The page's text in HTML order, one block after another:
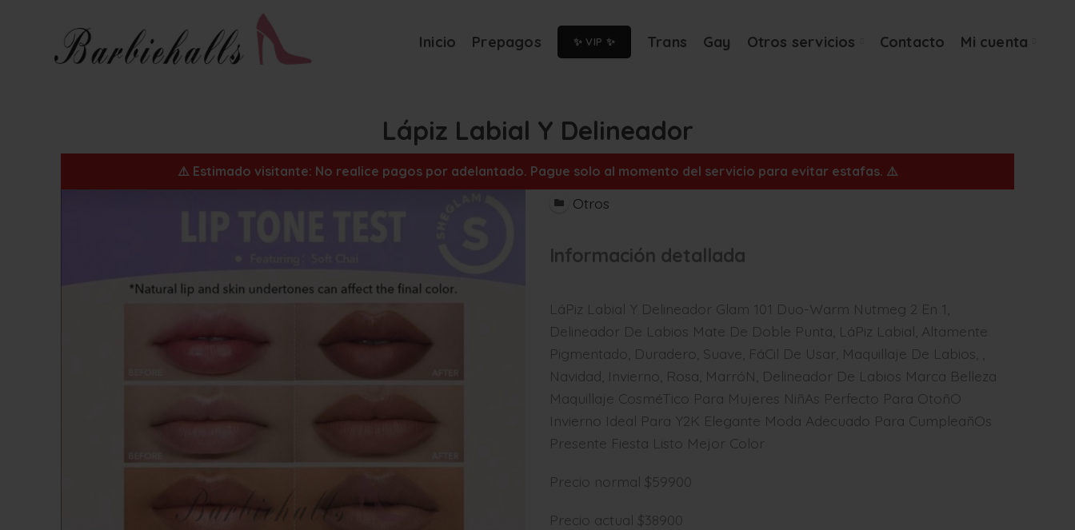
Inicio Prepagos ✨ VIP ✨ Trans Gay Otros servicios Contacto Mi cuenta
Lápiz Labial Y Delineador
⚠️ Estimado visitante: No realice pagos por adelantado. Pague solo al momento del servicio para evitar estafas. ⚠️
Otros
Información detallada
LáPiz Labial Y Delineador Glam 101 Duo-Warm Nutmeg 2 En 1,
Delineador De Labios Mate De Doble Punta, LáPiz Labial, Altamente
Pigmentado, Duradero, Suave, FáCil De Usar, Maquillaje De Labios, ,
Navidad, Invierno, Rosa, MarróN, Delineador De Labios Marca Belleza
Maquillaje CosméTico Para Mujeres NiñAs Perfecto Para OtoñO
Invierno Ideal Para Y2K Elegante Moda Adecuado Para CumpleañOs
Presente Fiesta Listo Mejor Color
Precio normal $59900
Precio actual $38900